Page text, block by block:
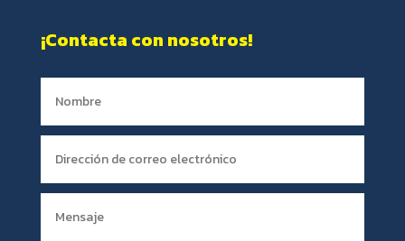
¡Contacta con nosotros!